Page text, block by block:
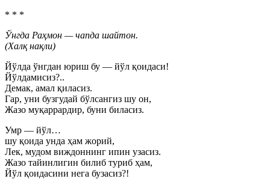
* * *
Ўнгда Раҳмон — чапда шайтон.
(Халқ нақли)
Йўлда ўнгдан юриш бу — йўл қоидаси!
Йўлдамисиз?..
Демак, амал қиласиз.
Гар, уни бузгудай бўлсангиз шу он,
Жазо муқаррардир, буни биласиз.
Умр — йўл…
шу қоида унда ҳам жорий,
Лек, мудом виждоннинг ипин узасиз.
Жазо тайинлигин билиб туриб ҳам,
Йўл қоидасини нега бузасиз?!